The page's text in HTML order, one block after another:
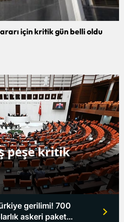
için kritik gün belli oldu
peşe kritik
gerilimi! 700
askeri paket